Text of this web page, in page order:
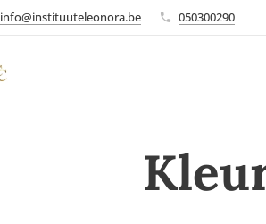
info@instituuteleonora.be 050300290